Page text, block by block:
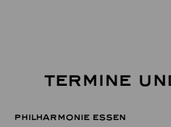
TERMINE
PHILHARMONIE ESSEN